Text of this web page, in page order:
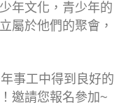
年文化，青少年的
屬於他們的聚會，
事工中得到良好的
邀請您報名參加~